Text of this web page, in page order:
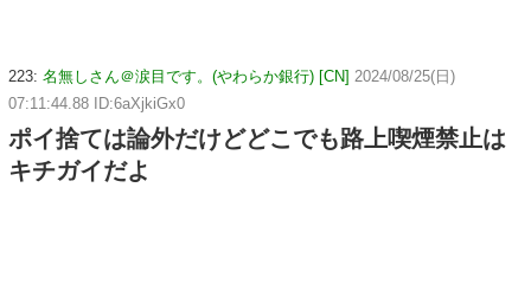
223: 名無しさん＠涙目です。(やわらか銀行) [CN] 2024/08/25(日)
07:11:44.88 ID:6aXjkiGx0
ポイ捨ては論外だけどどこでも路上喫煙禁止は
キチガイだよ